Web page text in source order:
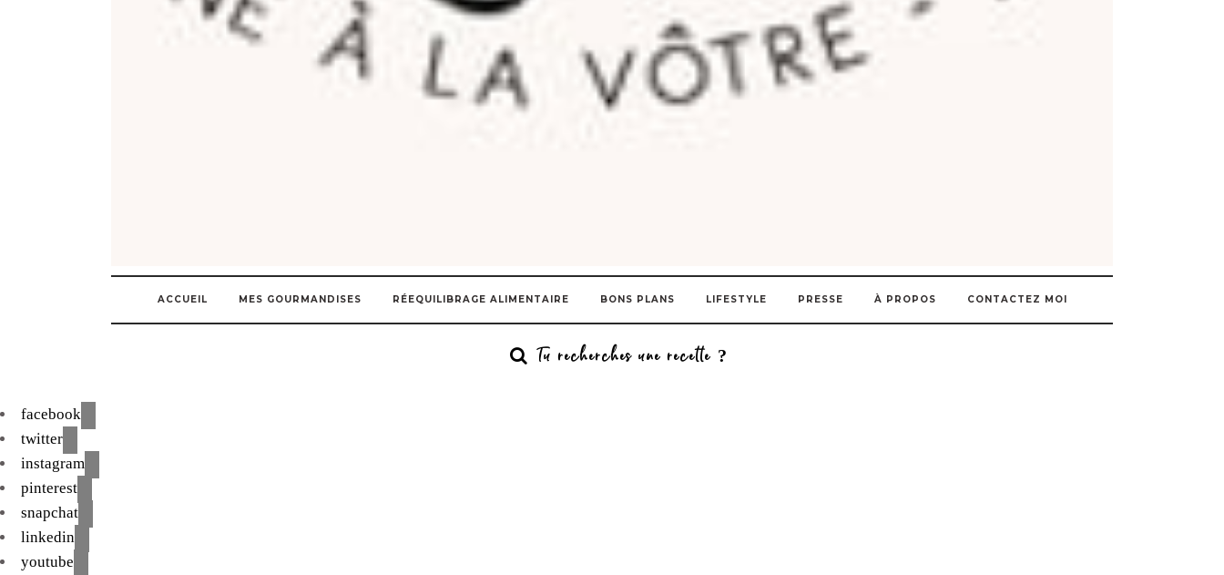
ACCUEIL MES GOURMANDISES RÉEQUILIBRAGE ALIMENTAIRE BONS PLANS LIFESTYLE PRESSE À PROPOS CONTACTEZ MOI
facebook
twitter
instagram
pinterest
snapchat
linkedin
youtube